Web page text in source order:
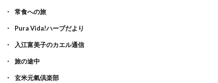
常食への旅
Pura Vida!ハーブだより
入江富美子のカエル通信
旅の途中
玄米元氣倶楽部